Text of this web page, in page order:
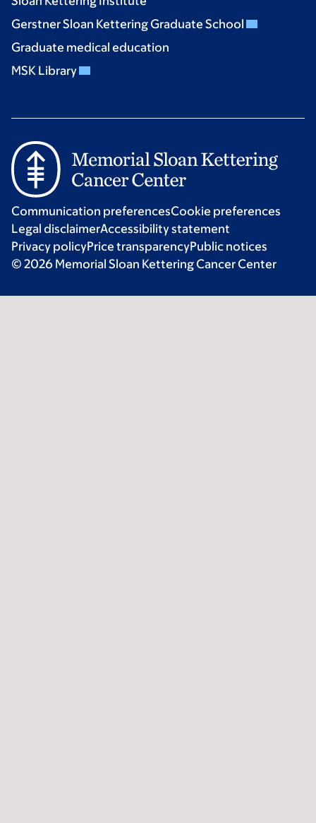
Gerstner Sloan Kettering Graduate School
Graduate medical education
MSK Library
Communication preferencesCookie preferences
Legal disclaimerAccessibility statement
Privacy policyPrice transparencyPublic notices
© 2026 Memorial Sloan Kettering Cancer Center